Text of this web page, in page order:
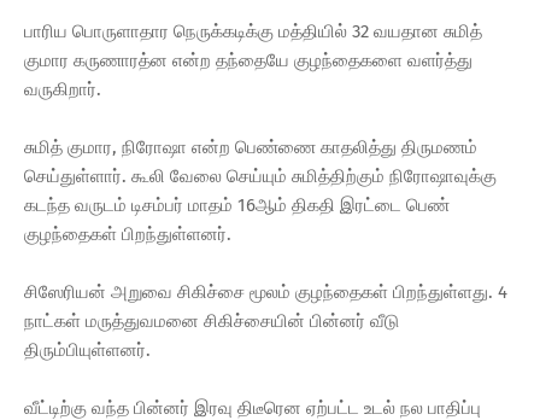
பாரிய பொருளாதார நெருக்கடிக்கு மத்தியில் 32 வயதான சுமித்
குமார கருணாரத்ன என்ற தந்தையே குழந்தைகளை வளர்த்து
வருகிறார்.
சுமித் குமார, நிரோஷா என்ற பெண்ணை காதலித்து திருமணம்
செய்துள்ளார். கூலி வேலை செய்யும் சுமித்திற்கும் நிரோஷாவுக்கு
கடந்த வருடம் டிசம்பர் மாதம் 16ஆம் திகதி இரட்டை பெண்
குழந்தைகள் பிறந்துள்ளனர்.
சிஸேரியன் அறுவை சிகிச்சை மூலம் குழந்தைகள் பிறந்துள்ளது. 4
நாட்கள் மருத்துவமனை சிகிச்சையின் பின்னர் வீடு
திரும்பியுள்ளனர்.
வீட்டிற்கு வந்த பின்னர் இரவு திடீரென ஏற்பட்ட உடல் நல பாதிப்பு